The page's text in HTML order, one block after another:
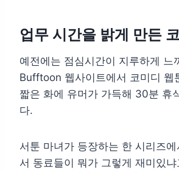
업무 시간을 밝게 만든
예전에는 점심시간이 지루하게 느
Bufftoon 웹사이트에서 코미디 웹
짧은 화에 유머가 가득해 30분 휴
다.
서툰 마녀가 등장하는 한 시리즈
서 동료들이 뭐가 그렇게 재미있